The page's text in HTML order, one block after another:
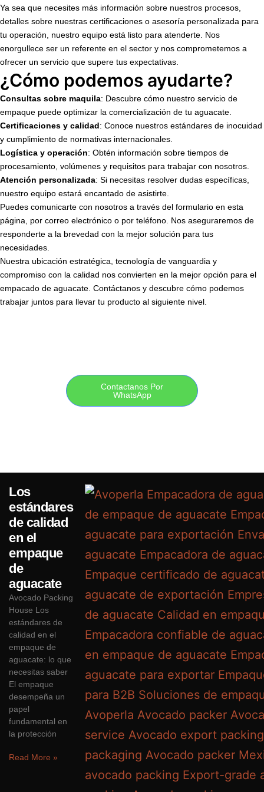
Ya sea que necesites más información sobre nuestros procesos,
detalles sobre nuestras certificaciones o asesoría personalizada para
tu operación, nuestro equipo está listo para atenderte. Nos
enorgullece ser un referente en el sector y nos comprometemos a
ofrecer un servicio que supere tus expectativas.
¿Cómo podemos ayudarte?
Consultas sobre maquila: Descubre cómo nuestro servicio de
empaque puede optimizar la comercialización de tu aguacate.
Certificaciones y calidad: Conoce nuestros estándares de inocuidad
y cumplimiento de normativas internacionales.
Logística y operación: Obtén información sobre tiempos de
procesamiento, volúmenes y requisitos para trabajar con nosotros.
Atención personalizada: Si necesitas resolver dudas específicas,
nuestro equipo estará encantado de asistirte.
Puedes comunicarte con nosotros a través del formulario en esta
página, por correo electrónico o por teléfono. Nos aseguraremos de
responderte a la brevedad con la mejor solución para tus
necesidades.
Nuestra ubicación estratégica, tecnología de vanguardia y
compromiso con la calidad nos convierten en la mejor opción para el
empacado de aguacate. Contáctanos y descubre cómo podemos
trabajar juntos para llevar tu producto al siguiente nivel.
Contactanos Por
WhatsApp
Los
estándares
de calidad
en el
empaque
de
aguacate
Avocado Packing
House Los
estándares de
calidad en el
empaque de
aguacate: lo que
necesitas saber
El empaque
desempeña un
papel
fundamental en
la protección
Read More »